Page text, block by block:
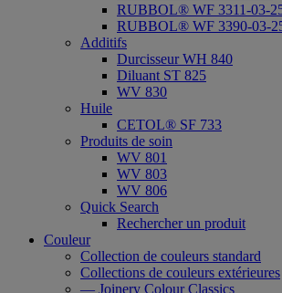
RUBBOL® WF 3311-03-
RUBBOL® WF 3390-03-
Additifs
Durcisseur WH 840
Diluant ST 825
WV 830
Huile
CETOL® SF 733
Produits de soin
WV 801
WV 803
WV 806
Quick Search
Rechercher un produit
Couleur
Collection de couleurs standard
Collections de couleurs extérieures
— Joinery Colour Classics